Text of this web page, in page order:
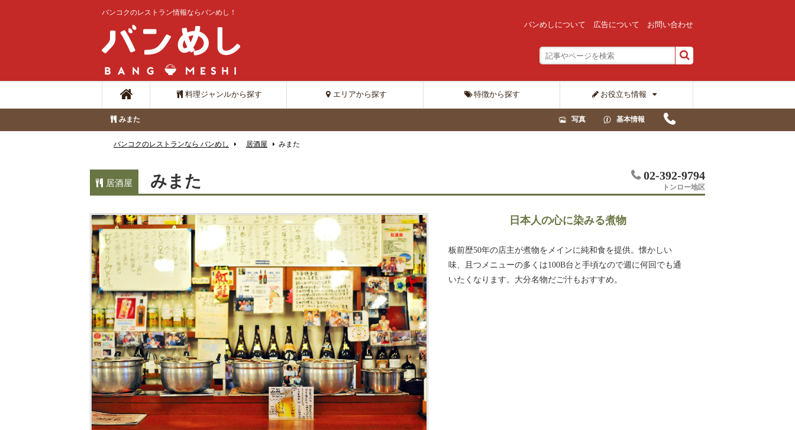
バンコクのレストラン情報ならバンめし！
バンめしについて 広告について お問い合わせ
料理ジャンルから探す エリアから探す 特徴から探す お役立ち情報
みまた 基本情報
写真
バンコクのレストランなら バンめし 居酒屋 みまた
居酒屋 みまた 02-392-9794
トンロー地区
日本人の心に染みる煮物
板前歴50年の店主が煮物をメインに純和食を提供。懐かしい
味、且つメニューの多くは100B台と手頃なので週に何回でも通
いたくなります。大分名物だご汁もおすすめ。